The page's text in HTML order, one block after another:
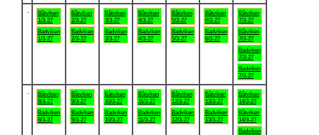
Båtviken
1/3-27
Badviken
1/3-27
Båtviken
2/3-27
Badviken
2/3-27
Båtviken
3/3-27
Badviken
3/3-27
Båtviken
4/3-27
Badviken
4/3-27
Båtviken
5/3-27
Badviken
5/3-27
Båtviken
6/3-27
Badviken
6/3-27
Båtviken
7/3-27
Båtviken
7/3-27
Badviken
7/3-27
Badviken
7/3-27
Båtviken
8/3-27
Badviken
8/3-27
Båtviken
9/3-27
Badviken
9/3-27
Båtviken
10/3-27
Badviken
10/3-27
Båtviken
11/3-27
Badviken
11/3-27
Båtviken
12/3-27
Badviken
12/3-27
Båtviken
13/3-27
Badviken
13/3-27
Båtviken
14/3-27
Båtviken
14/3-27
Badviken